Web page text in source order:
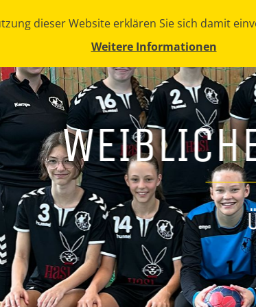
dieser Website erklären Sie sich damit
Weitere Informationen